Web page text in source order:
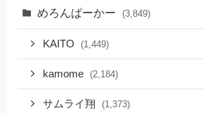
めろんぱーかー (3,849)
KAITO (1,449)
kamome (2,184)
サムライ翔 (1,373)